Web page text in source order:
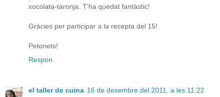
xocolata-taronja. T'ha quedat fantàstic!
Gràcies per participar a la recepta del 15!
Petonets!
Respon
el taller de cuina 16 de desembre del 2011, a les 11:22